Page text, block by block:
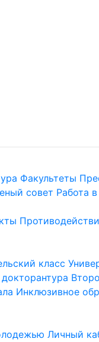
Факультеты
совет Работа
класс
Инклюзивное
Личный